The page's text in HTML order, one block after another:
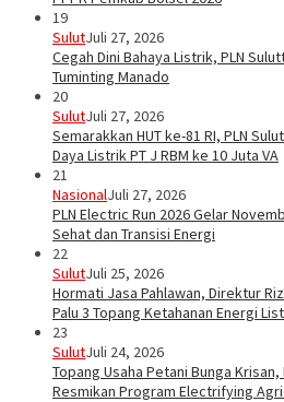
19
SulutJuli 27, 2026
Cegah Dini Bahaya Listrik, PLN
Tuminting Manado
20
SulutJuli 27, 2026
Semarakkan HUT ke-81 RI, PLN
Daya Listrik PT J RBM ke 10 Juta VA
21
NasionalJuli 27, 2026
PLN Electric Run 2026 Gelar
Sehat dan Transisi Energi
22
SulutJuli 25, 2026
Hormati Jasa Pahlawan, Direktur
Palu 3 Topang Ketahanan Energi
23
SulutJuli 24, 2026
Topang Usaha Petani Bunga Krisan,
Resmikan Program Electrifying